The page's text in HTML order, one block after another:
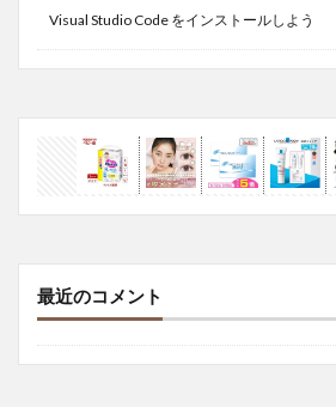
Visual Studio Code をインストールしよう
最近のコメント